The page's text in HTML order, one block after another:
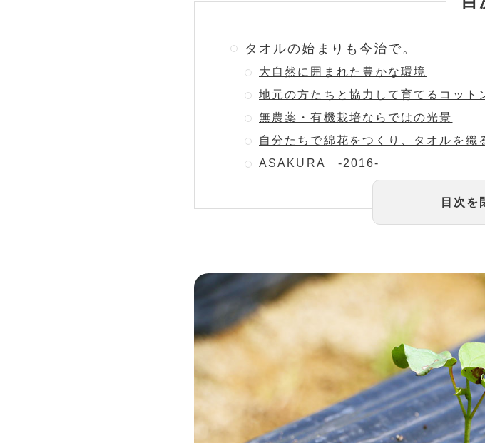
タオルの始まりも今治で。
大自然に囲まれた豊かな環境
地元の方たちと協力して育てるコット
無農薬・有機栽培ならではの光景
自分たちで綿花をつくり、タオルを織
ASAKURA -2016-